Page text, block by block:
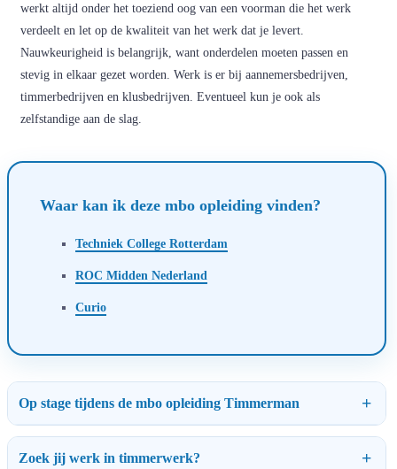
werkt altijd onder het toeziend oog van een voorman die het werk
verdeelt en let op de kwaliteit van het werk dat je levert.
Nauwkeurigheid is belangrijk, want onderdelen moeten passen en
stevig in elkaar gezet worden. Werk is er bij aannemersbedrijven,
timmerbedrijven en klusbedrijven. Eventueel kun je ook als
zelfstandige aan de slag.
Waar kan ik deze mbo opleiding vinden?
Techniek College Rotterdam
ROC Midden Nederland
Curio
Op stage tijdens de mbo opleiding Timmerman
Zoek jij werk in timmerwerk?